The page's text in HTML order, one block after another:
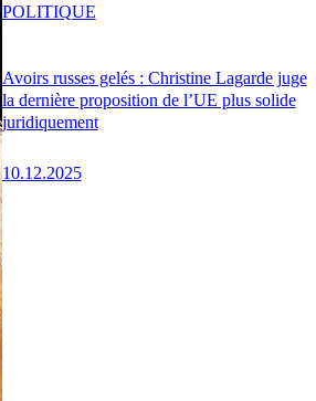
Avoirs russes gelés : Christine Lagarde juge
la dernière proposition de l’UE plus solide
juridiquement
10.12.2025
POLITIQUE